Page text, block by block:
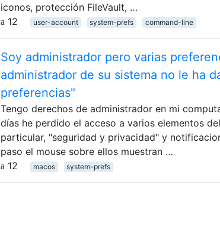
iconos, protección FileVault, …
12
user-account system-prefs command-line
Soy administrador pero varias
administrador de su sistema no le ha
preferencias"
Tengo derechos de administrador en mi
días he perdido el acceso a varios elementos
particular, "seguridad y privacidad" y
paso el mouse sobre ellos muestran …
12
macos system-prefs